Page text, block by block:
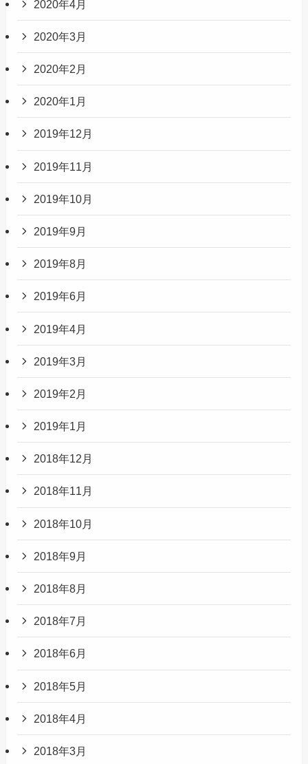
2020年4月
2020年3月
2020年2月
2020年1月
2019年12月
2019年11月
2019年10月
2019年9月
2019年8月
2019年6月
2019年4月
2019年3月
2019年2月
2019年1月
2018年12月
2018年11月
2018年10月
2018年9月
2018年8月
2018年7月
2018年6月
2018年5月
2018年4月
2018年3月